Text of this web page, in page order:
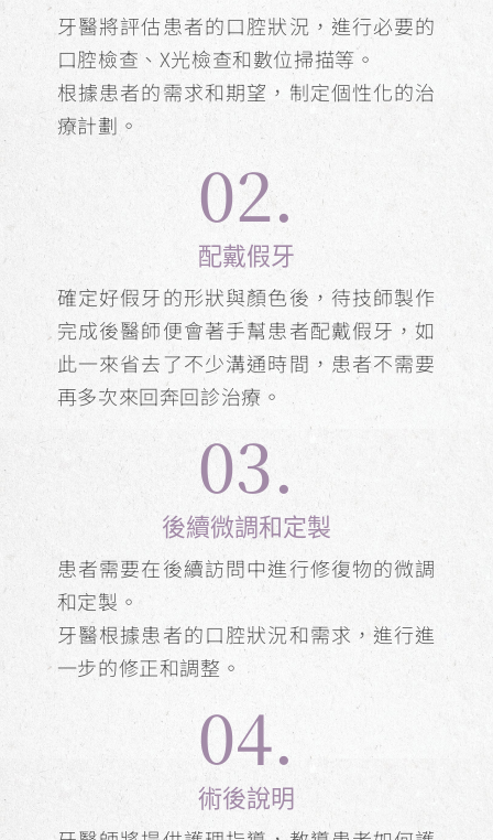
牙醫將評估患者的口腔狀況，進行必要的
口腔檢查、X光檢查和數位掃描等。
根據患者的需求和期望，制定個性化的治
療計劃。
02.
配戴假牙
確定好假牙的形狀與顏色後，待技師製作
完成後醫師便會著手幫患者配戴假牙，如
此一來省去了不少溝通時間，患者不需要
再多次來回奔回診治療。
03.
後續微調和定製
患者需要在後續訪問中進行修復物的微調
和定製。
牙醫根據患者的口腔狀況和需求，進行進
一步的修正和調整。
04.
術後說明